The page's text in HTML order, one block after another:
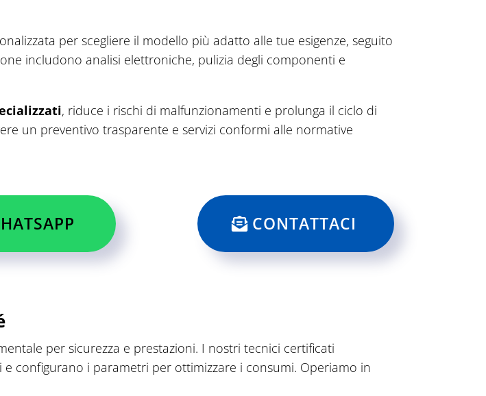
per scegliere il modello più adatto alle tue esigenze, seguito
includono analisi elettroniche, pulizia degli componenti e
, riduce i rischi di malfunzionamenti e prolunga il ciclo di
un preventivo trasparente e servizi conformi alle normative
CONTATTACI
per sicurezza e prestazioni. I nostri tecnici certificati
configurano i parametri per ottimizzare i consumi. Operiamo in